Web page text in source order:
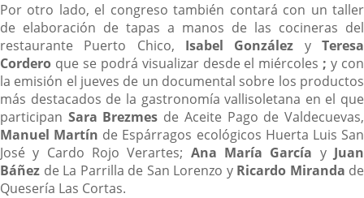
Por otro lado, el congreso también contará con un taller
de elaboración de tapas a manos de las cocineras del
restaurante Puerto Chico, Isabel González yTeresa
Cordero que se podrá visualizar desde el miércoles ; y con
la emisión el jueves de un documental sobre los productos
más destacados de la gastronomía vallisoletana en el que
participan Sara Brezmes de Aceite Pago de Valdecuevas,
Manuel Martín de Espárragos ecológicos Huerta Luis San
José y Cardo Rojo Verartes; Ana María García y Juan
Báñez de La Parrilla de San Lorenzo y Ricardo Miranda de
Quesería Las Cortas.